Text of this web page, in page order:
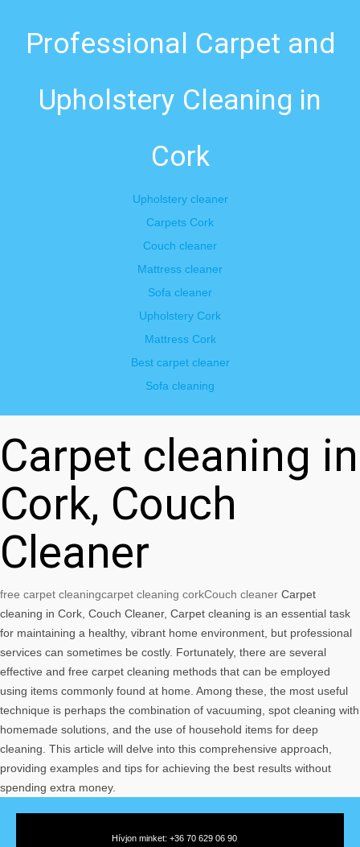
Professional Carpet and
Upholstery Cleaning in
Cork
Upholstery cleaner
Carpets Cork
Couch cleaner
Mattress cleaner
Sofa cleaner
Upholstery Cork
Mattress Cork
Best carpet cleaner
Sofa cleaning
Carpet cleaning in
Cork, Couch
Cleaner
free carpet cleaningcarpet cleaning corkCouch cleaner Carpet
cleaning in Cork, Couch Cleaner, Carpet cleaning is an essential task
for maintaining a healthy, vibrant home environment, but professional
services can sometimes be costly. Fortunately, there are several
effective and free carpet cleaning methods that can be employed
using items commonly found at home. Among these, the most useful
technique is perhaps the combination of vacuuming, spot cleaning with
homemade solutions, and the use of household items for deep
cleaning. This article will delve into this comprehensive approach,
providing examples and tips for achieving the best results without
spending extra money.
Hívjon minket: +36 70 629 06 90